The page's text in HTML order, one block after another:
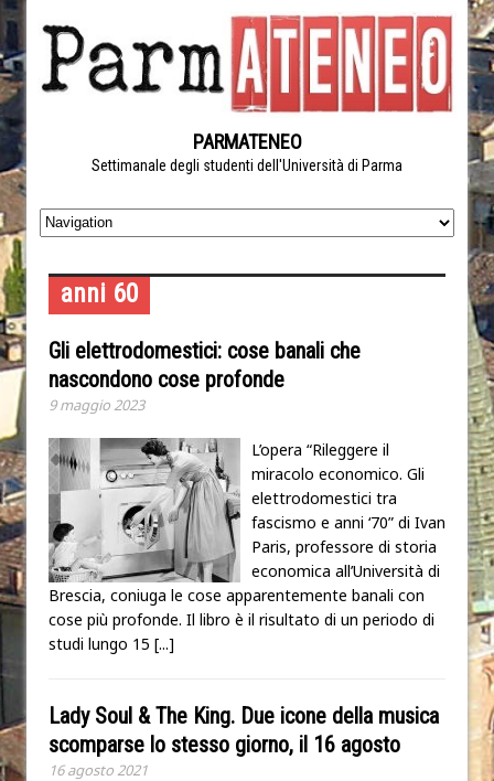
PARMATENEO
Settimanale degli studenti dell'Università di Parma
anni 60
Gli elettrodomestici: cose banali che
nascondono cose profonde
9 maggio 2023
L’opera “Rileggere il
miracolo economico. Gli
elettrodomestici tra
fascismo e anni ‘70” di Ivan
Paris, professore di storia
economica all’Università di
Brescia, coniuga le cose apparentemente banali con
cose più profonde. Il libro è il risultato di un periodo di
studi lungo 15 [...]
Lady Soul & The King. Due icone della musica
scomparse lo stesso giorno, il 16 agosto
16 agosto 2021